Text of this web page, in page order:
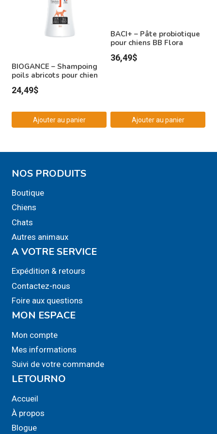
BIOGANCE – Shampoing
poils abricots pour chien
24,49$
Ajouter au panier
BACI+ – Pâte probiotique
pour chiens BB Flora
36,49$
Ajouter au panier
NOS PRODUITS
Boutique
Chiens
Chats
Autres animaux
A VOTRE SERVICE
Expédition & retours
Contactez-nous
Foire aux questions
MON ESPACE
Mon compte
Mes informations
Suivi de votre commande
LETOURNO
Accueil
À propos
Blogue